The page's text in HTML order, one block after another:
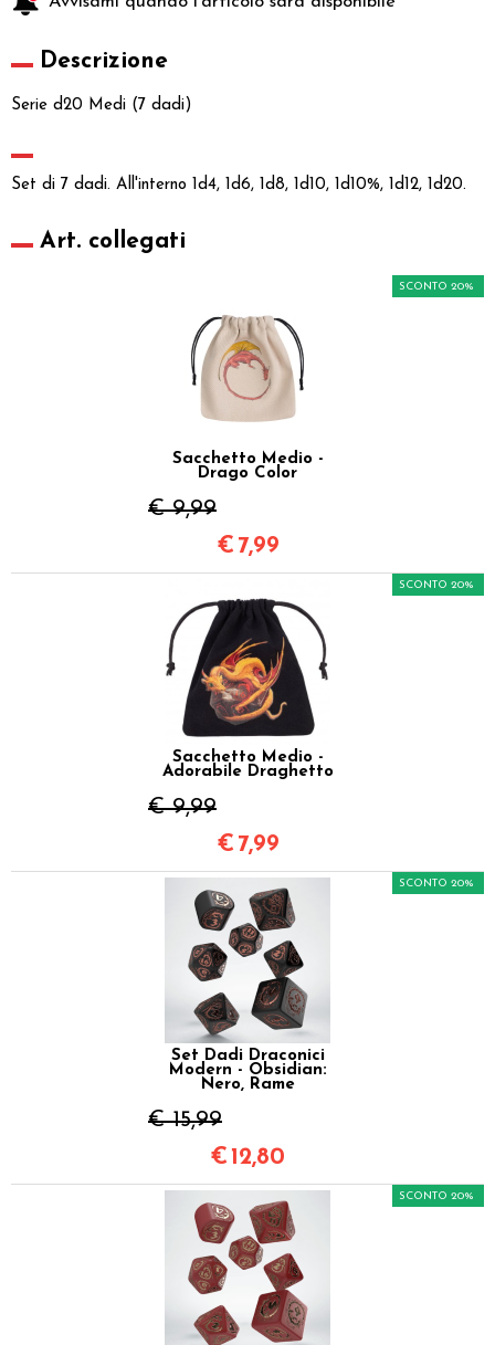
Descrizione
Serie d20 Medi (7 dadi)
Set di 7 dadi. All'interno 1d4, 1d6, 1d8, 1d10, 1d10%, 1d12, 1d20.
Art. collegati
Sacchetto Medio -
Drago Color
€ 9,99
SCONTO 20%
€ 7,99
Sacchetto Medio -
Adorabile Draghetto
€ 9,99
SCONTO 20%
€ 7,99
Set Dadi Draconici
Modern - Obsidian:
Nero, Rame
€ 15,99
SCONTO 20%
€ 12,80
SCONTO 20%